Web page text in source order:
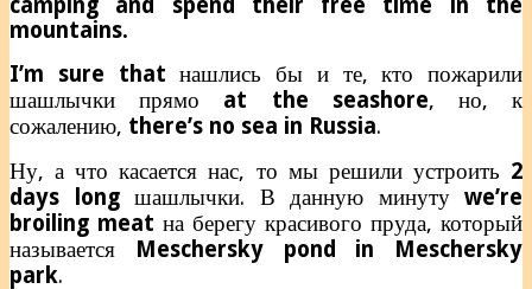
camping and spend their free time in the
mountains.
I’m sure that нашлись бы и те, кто пожарили
шашлычки прямо at the seashore, но, к
сожалению, there’s no sea in Russia.
Ну, а что касается нас, то мы решили устроить 2
days long шашлычки. В данную минуту we’re
broiling meat на берегу красивого пруда, который
называется
Meschersky pond in Meschersky
park.